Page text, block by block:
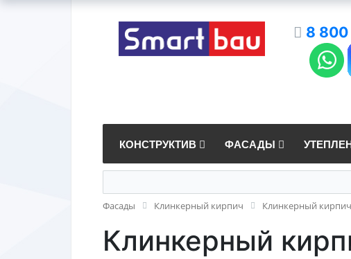
8
КОНСТРУКТИВ ФАСАДЫ
Фасады Клинкерный кирпич Клинкерный
Клинкерный